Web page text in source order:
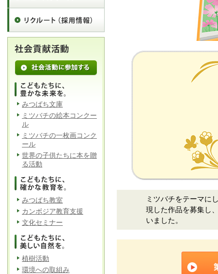
ミツバチをテーマに
現した作品を募集し
いました。
みつばち文庫
ミツバチの絵本コンクー
ル
ミツバチの一枚画コンク
ール
世界の子供たちに本を贈
る活動
みつばち教室
カンボジア教育支援
文化セミナー
植樹活動
環境への取組み